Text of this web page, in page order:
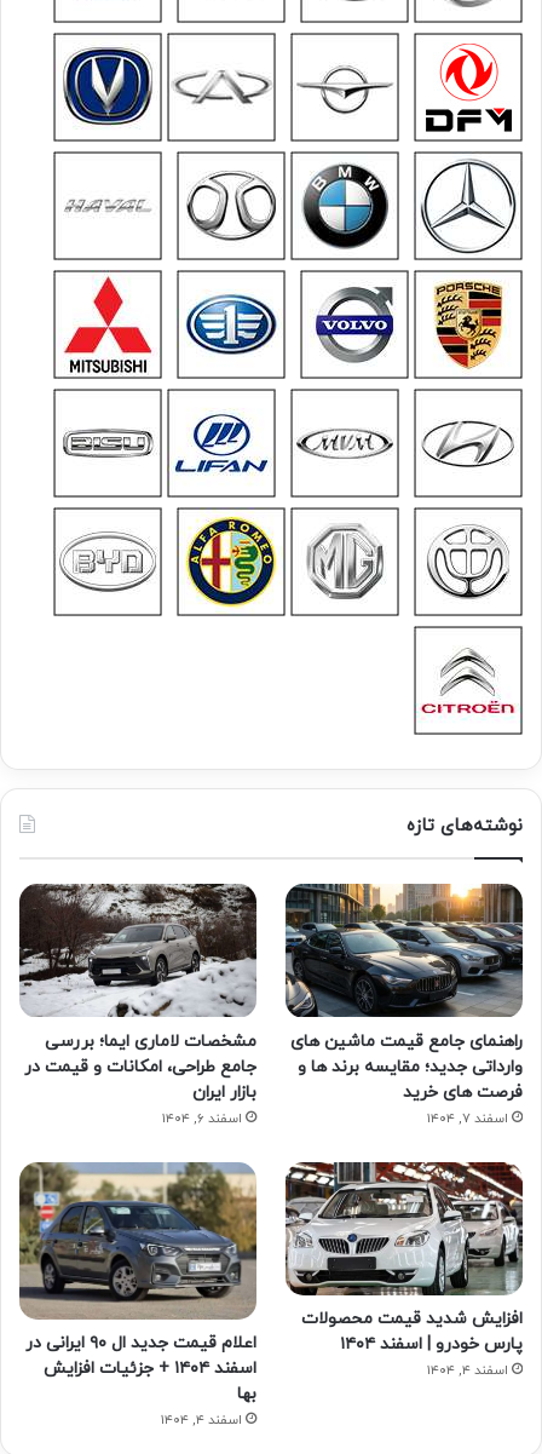
نوشته‌های تازه
راهنمای جامع قیمت ماشین های
وارداتی جدید؛ مقایسه برند ها و
فرصت های خرید
اسفند ۷, ۱۴۰۴
مشخصات لاماری ایما؛ بررسی
جامع طراحی، امکانات و قیمت در
بازار ایران
اسفند ۶, ۱۴۰۴
افزایش شدید قیمت محصولات
پارس خودرو | اسفند ۱۴۰۴
اسفند ۴, ۱۴۰۴
اعلام قیمت جدید ال ۹۰ ایرانی در
اسفند ۱۴۰۴ + جزئیات افزایش
بها
اسفند ۴, ۱۴۰۴